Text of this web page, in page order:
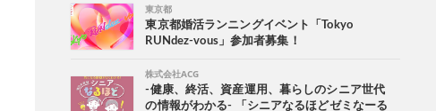
東京都
東京都婚活ランニングイベント「Tokyo
RUNdez-vous」参加者募集！
株式会社ACG
-健康、終活、資産運用、暮らしのシニア世代
の情報がわかる- 「シニアなるほどゼミなーる